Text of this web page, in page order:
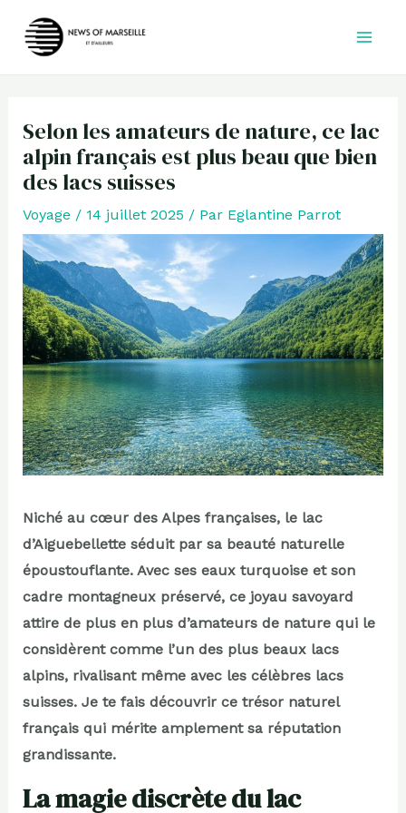
Selon les amateurs de nature, ce lac
alpin français est plus beau que bien
des lacs suisses
Voyage / 14 juillet 2025 / Par Eglantine Parrot
Niché au cœur des Alpes françaises, le lac
d’Aiguebellette séduit par sa beauté naturelle
époustouflante. Avec ses eaux turquoise et son
cadre montagneux préservé, ce joyau savoyard
attire de plus en plus d’amateurs de nature qui le
considèrent comme l’un des plus beaux lacs
alpins, rivalisant même avec les célèbres lacs
suisses. Je te fais découvrir ce trésor naturel
français qui mérite amplement sa réputation
grandissante.
La magie discrète du lac